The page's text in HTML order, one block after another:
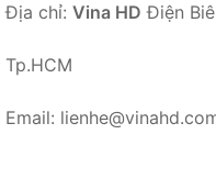
Địa chỉ: Vina HD Điện
Tp.HCM
Email: